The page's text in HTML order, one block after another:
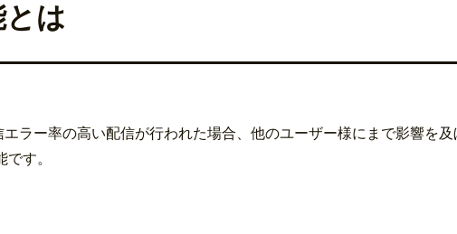
は
ラー率の高い配信が行われた場合、他のユーザー様にまで影響を
す。